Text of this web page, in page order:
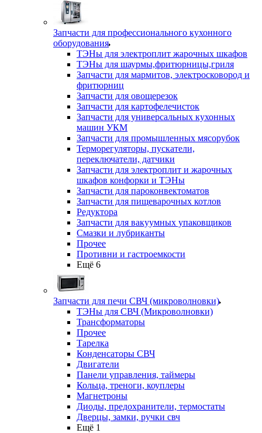
Запчасти для профессионального кухонного
оборудования
ТЭНы для электроплит жарочных шкафов
ТЭНы для шаурмы,фритюрницы,гриля
Запчасти для мармитов, электросковород и
фритюрниц
Запчасти для овощерезок
Запчасти для картофелечисток
Запчасти для универсальных кухонных
машин УКМ
Запчасти для промышленных мясорубок
Терморегуляторы, пускатели,
переключатели, датчики
Запчасти для электроплит и жарочных
шкафов конфорки и ТЭНы
Запчасти для пароконвектоматов
Запчасти для пищеварочных котлов
Редуктора
Запчасти для вакуумных упаковщиков
Смазки и лубриканты
Прочее
Противни и гастроемкости
Ещё 6
Запчасти для печи СВЧ (микроволновки)
ТЭНы для СВЧ (Микроволновки)
Трансформаторы
Прочее
Тарелка
Конденсаторы СВЧ
Двигатели
Панели управления, таймеры
Кольца, треноги, коуплеры
Магнетроны
Диоды, предохранители, термостаты
Дверцы, замки, ручки свч
Ещё 1